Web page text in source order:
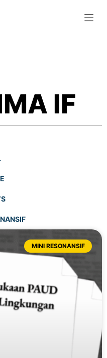
IF
MINI RESONANSIF